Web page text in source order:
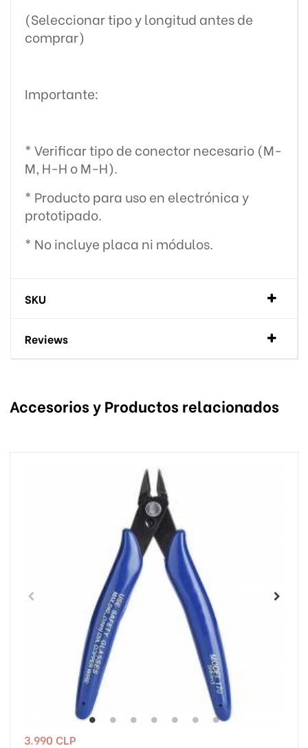
(Seleccionar tipo y longitud antes de
comprar)
Importante:
* Verificar tipo de conector necesario (M-
M, H-H o M-H).
* Producto para uso en electrónica y
prototipado.
* No incluye placa ni módulos.
SKU
Reviews
Accesorios y Productos relacionados
Precio
3.990 CLP